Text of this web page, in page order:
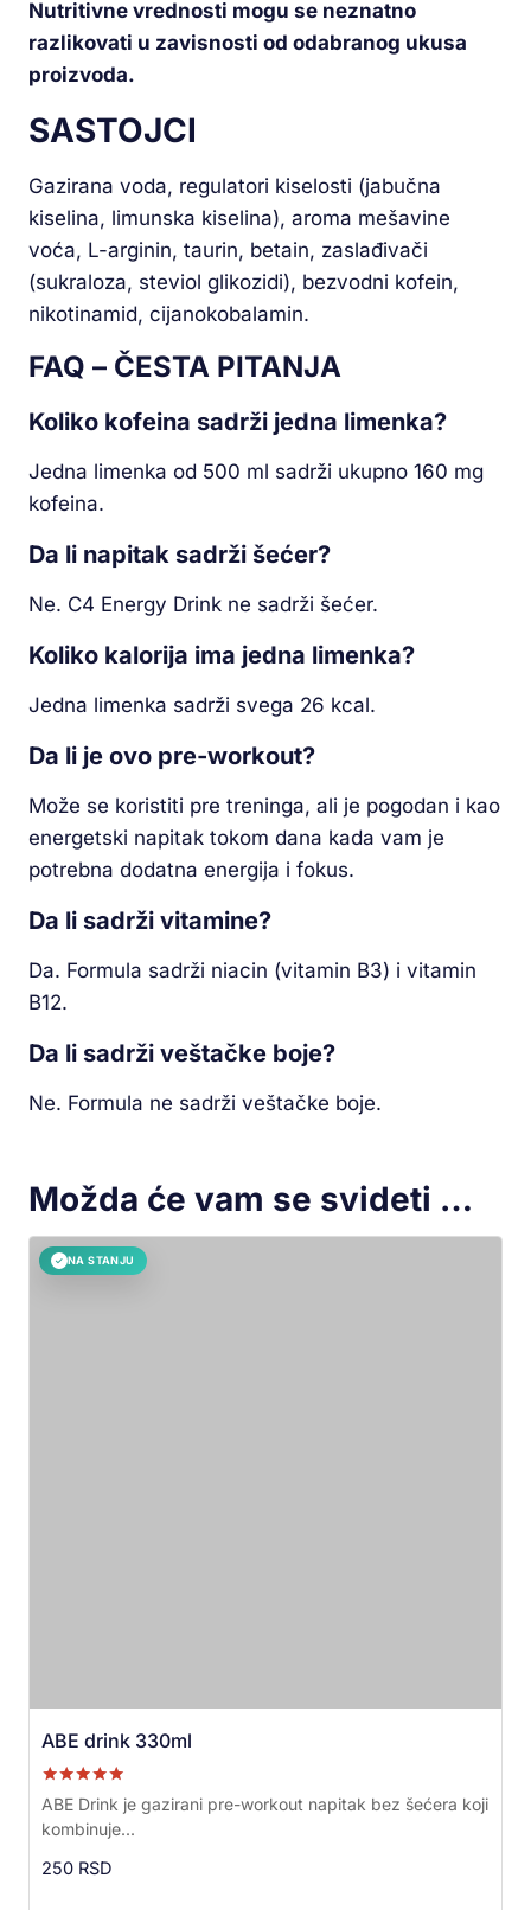
Nutritivne vrednosti mogu se neznatno
razlikovati u zavisnosti od odabranog ukusa
proizvoda.
SASTOJCI
Gazirana voda, regulatori kiselosti (jabučna
kiselina, limunska kiselina), aroma mešavine
voća, L-arginin, taurin, betain, zaslađivači
(sukraloza, steviol glikozidi), bezvodni kofein,
nikotinamid, cijanokobalamin.
FAQ – ČESTA PITANJA
Koliko kofeina sadrži jedna limenka?
Jedna limenka od 500 ml sadrži ukupno 160 mg
kofeina.
Da li napitak sadrži šećer?
Ne. C4 Energy Drink ne sadrži šećer.
Koliko kalorija ima jedna limenka?
Jedna limenka sadrži svega 26 kcal.
Da li je ovo pre-workout?
Može se koristiti pre treninga, ali je pogodan i kao
energetski napitak tokom dana kada vam je
potrebna dodatna energija i fokus.
Da li sadrži vitamine?
Da. Formula sadrži niacin (vitamin B3) i vitamin
B12.
Da li sadrži veštačke boje?
Ne. Formula ne sadrži veštačke boje.
Možda će vam se svideti …
✓ NA STANJU
ABE drink 330ml
Ocenjeno sa
5.00
od 5
ABE Drink je gazirani pre-workout napitak bez šećera koji
kombinuje...
250 RSD